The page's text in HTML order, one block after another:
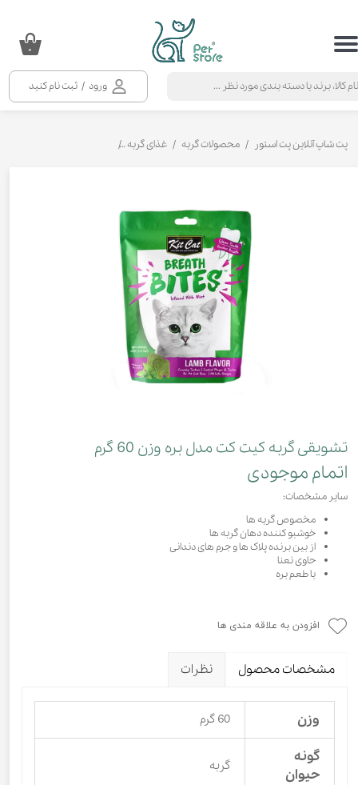
ورود / ثبت نام کنید
حساب کاربری من
خروج از حساب کاربری
۰
پت شاپ آنلاین پت استور محصولات گربه غذای گربه
تشویقی گربه کیت کت مدل بره وزن 60 گرم
اتمام موجودی
سایر مشخصات:
مخصوص گربه ها
خوشبو کننده دهان گربه ها
از بین برنده پلاک ها و جرم های دندانی
حاوی نعنا
با طعم بره
افزودن به علاقه مندی ها
مشخصات محصول نظرات
وزن 60 گرم
گونه
حیوان
گربه